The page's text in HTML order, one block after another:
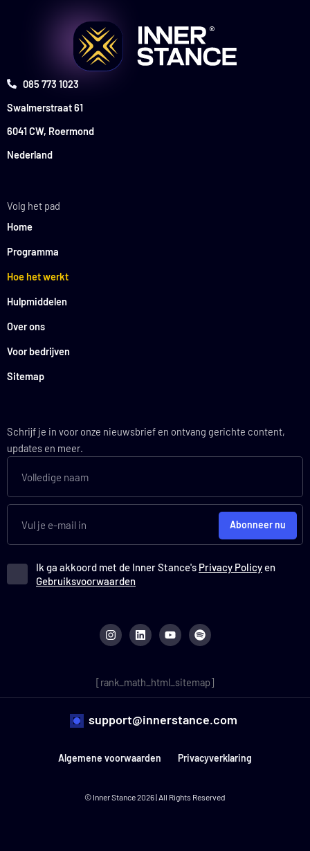
085 773 1023
Swalmerstraat 61
6041 CW, Roermond
Nederland
Volg het pad
Home
Programma
Hoe het werkt
Hulpmiddelen
Over ons
Voor bedrijven
Sitemap
Schrijf je in voor onze nieuwsbrief en ontvang gerichte content,
updates en meer.
Ik ga akkoord met de Inner Stance's Privacy Policyen
Gebruiksvoorwaarden
Abonneer nu
n
s
t
r
i
n
k
i
o
u
t
e
p
o
t
y
[rank_math_html_sitemap]
support@innerstance.com
Algemene voorwaarden Privacyverklaring
© Inner Stance 2026 | All Rights Reserved